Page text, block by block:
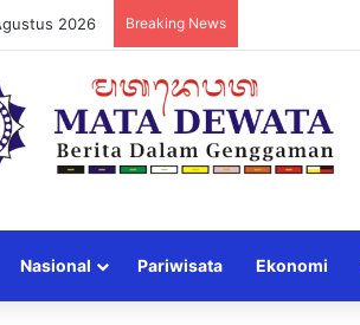
2026 Breaking News
Nasional Pariwisata Ekonomi